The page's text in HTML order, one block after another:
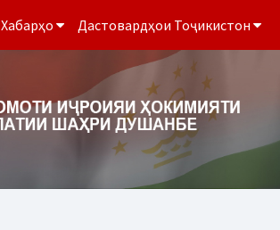
Хабарҳо Дастовардҳои Тоҷикистон